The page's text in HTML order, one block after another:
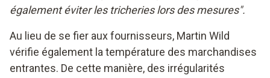
également éviter les tricheries lors des mesures".
Au lieu de se fier aux fournisseurs, Martin Wild
vérifie également la température des marchandises
entrantes. De cette manière, des irrégularités